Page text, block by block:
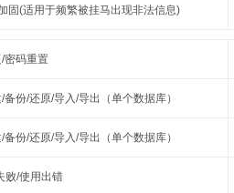
固(适用于频繁被挂马出现非法信息)
密码重置
份/还原/导入/导出（单个数据库）
份/还原/导入/导出（单个数据库）
败/使用出错